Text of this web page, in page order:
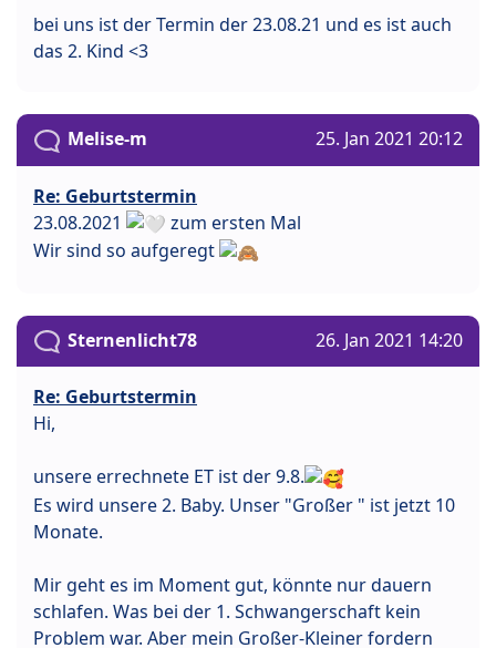
bei uns ist der Termin der 23.08.21 und es ist auch
das 2. Kind <3
Melise-m 25. Jan 2021 20:12
Re: Geburtstermin
23.08.2021
zum ersten Mal
Wir sind so aufgeregt
Sternenlicht78 26. Jan 2021 14:20
Re: Geburtstermin
Hi,
unsere errechnete ET ist der 9.8.
Es wird unsere 2. Baby. Unser "Großer " ist jetzt 10
Monate.
Mir geht es im Moment gut, könnte nur dauern
schlafen. Was bei der 1. Schwangerschaft kein
Problem war. Aber mein Großer-Kleiner fordern